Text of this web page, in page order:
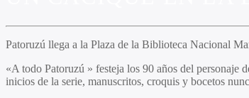
Patoruzú llega a la Plaza de la Biblioteca Nacional
«A todo Patoruzú » festeja los 90 años del personaje
inicios de la serie, manuscritos, croquis y bocetos